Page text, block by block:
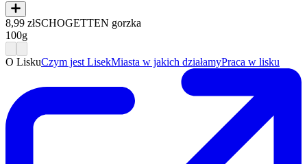
8,99 złSCHOGETTEN gorzka
100g
O LiskuCzym jest LisekMiasta w jakich działamyPraca w lisku